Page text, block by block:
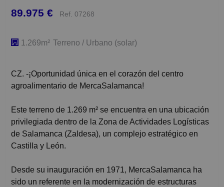
89.975 € Ref. 07268
1.269m² Terreno / Urbano (solar)
CZ. -¡Oportunidad única en el corazón del centro
agroalimentario de MercaSalamanca!
Este terreno de 1.269 m² se encuentra en una ubicación
privilegiada dentro de la Zona de Actividades Logísticas
de Salamanca (Zaldesa), un complejo estratégico en
Castilla y León.
Desde su inauguración en 1971, MercaSalamanca ha
sido un referente en la modernización de estructuras